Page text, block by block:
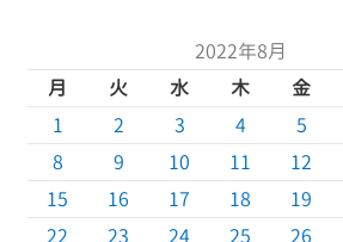
2022年8月
月
火 水 木 金
1
2 3 4 5
8
9 10 11 12
15
16 17 18 19
22
23 24 25 26